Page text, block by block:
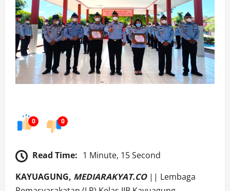
0 0
Read Time: 1 Minute, 15 Second
KAYUAGUNG, MEDIARAKYAT.CO|| Lembaga